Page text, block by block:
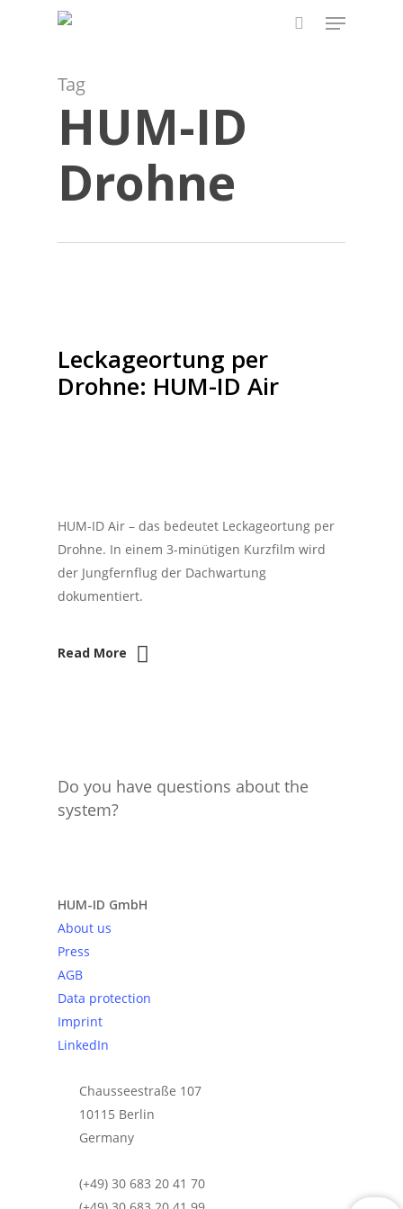
Menu
Tag
HUM-ID
Drohne
Leckageortung per
Drohne: HUM-ID Air
HUM-ID Air – das bedeutet Leckageortung per
Drohne. In einem 3-minütigen Kurzfilm wird
der Jungfernflug der Dachwartung
dokumentiert.
Read More
Do you have questions about the
system?
HUM-ID GmbH
About us
Press
AGB
Data protection
Imprint
LinkedIn
Chausseestraße 107
10115 Berlin
Germany
(+49) 30 683 20 41 70